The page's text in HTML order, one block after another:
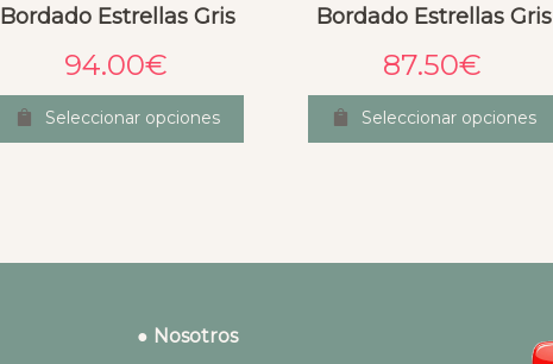
Bordado Estrellas Gris
94.00€
Seleccionar opciones
Bordado Estrellas Gris
87.50€
Seleccionar opciones
● Nosotros